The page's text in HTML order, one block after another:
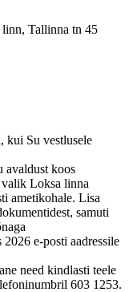
Tallinna tn 45
kui Su vestlusele
avaldust koos
Loksa linna
ametikohale. Lisa
samuti
e-posti aadressile
need kindlasti teele
603 1253.